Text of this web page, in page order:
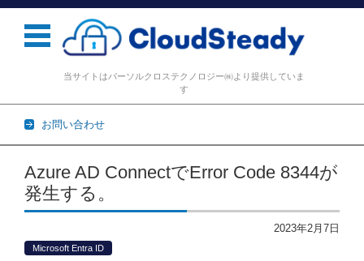
当サイトはパーソルクロステクノロジー㈱より提供していま
す
お問い合わせ
コンテンツに移動
Azure AD ConnectでError Code 8344が
発生する。
2023年2月7日
Microsoft Entra ID